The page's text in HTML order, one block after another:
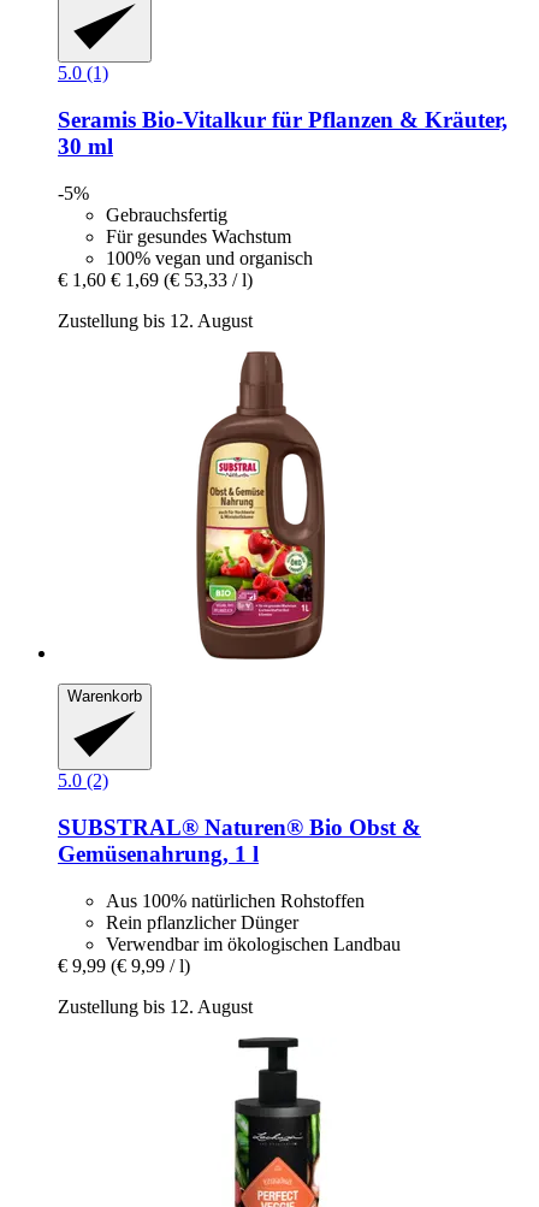
5.0 (1)
Seramis Bio-​Vitalkur für Pflanzen & Kräuter,
30 ml
-5%
Gebrauchsfertig
Für gesundes Wachstum
100% vegan und organisch
€ 1,60 € 1,69 (€ 53,33 / l)
Zustellung bis 12. August
Warenkorb
5.0 (2)
SUBSTRAL® Naturen® Bio Obst &
Gemüsenahrung, 1 l
Aus 100% natürlichen Rohstoffen
Rein pflanzlicher Dünger
Verwendbar im ökologischen Landbau
€ 9,99 (€ 9,99 / l)
Zustellung bis 12. August